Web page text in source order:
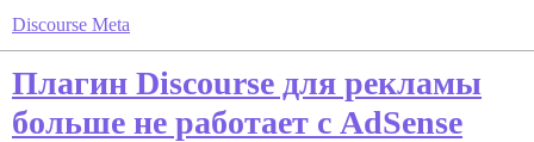
Discourse Meta
Плагин Discourse для рекламы
больше не работает с AdSense